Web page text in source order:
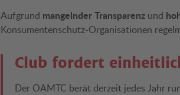
Aufgrund mangelnder Transparenz und
Konsumentenschutz-Organisationen
Club fordert
Der ÖAMTC berät derzeit jedes Jahr